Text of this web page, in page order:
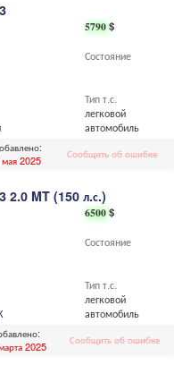
5790$
Состояние
Тип т.с.
легковой
автомобиль
мая 2025
Сообщить об ошибке
2.0 MT (150 л.с.)
6500$
Состояние
Тип т.с.
легковой
автомобиль
2025
Сообщить об ошибке